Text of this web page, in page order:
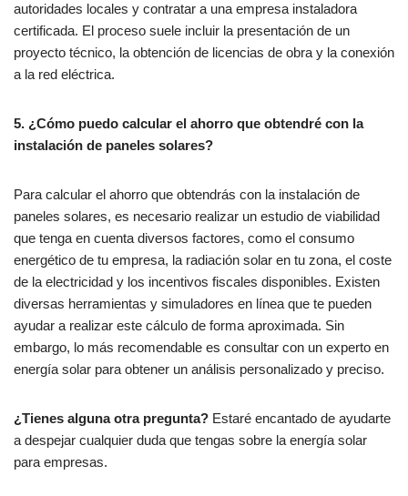
autoridades locales y contratar a una empresa instaladora
certificada. El proceso suele incluir la presentación de un
proyecto técnico, la obtención de licencias de obra y la conexión
a la red eléctrica.
5. ¿Cómo puedo calcular el ahorro que obtendré con la
instalación de paneles solares?
Para calcular el ahorro que obtendrás con la instalación de
paneles solares, es necesario realizar un estudio de viabilidad
que tenga en cuenta diversos factores, como el consumo
energético de tu empresa, la radiación solar en tu zona, el coste
de la electricidad y los incentivos fiscales disponibles. Existen
diversas herramientas y simuladores en línea que te pueden
ayudar a realizar este cálculo de forma aproximada. Sin
embargo, lo más recomendable es consultar con un experto en
energía solar para obtener un análisis personalizado y preciso.
¿Tienes alguna otra pregunta? Estaré encantado de ayudarte
a despejar cualquier duda que tengas sobre la energía solar
para empresas.